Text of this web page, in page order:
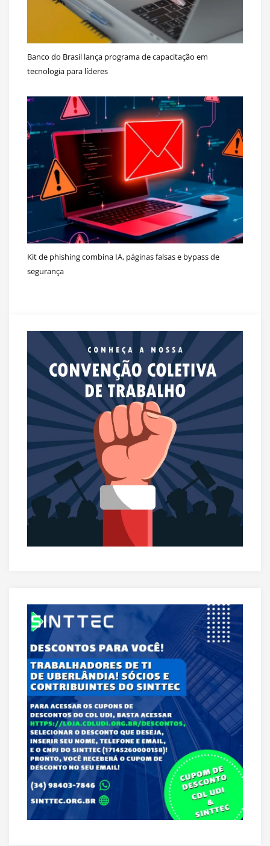
Banco do Brasil lança programa de capacitação em
tecnologia para líderes
Kit de phishing combina IA, páginas falsas e bypass de
segurança